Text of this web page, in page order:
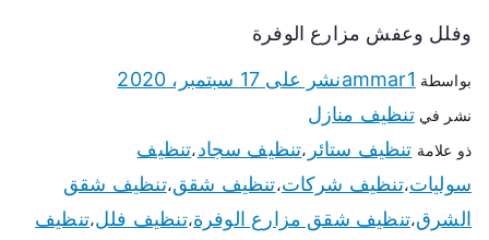
وفلل وعفش مزارع الوفرة
بواسطة ammar1نشر على 17 سبتمبر، 2020
نشر فيتنظيف منازل
ذو علامة تنظيف ستائر ،تنظيف سجاد،تنظيف
سوليات،تنظيف شركات،تنظيف شقق،تنظيف شقق
الشرق،تنظيف شقق مزارع الوفرة،تنظيف فلل،تنظيف